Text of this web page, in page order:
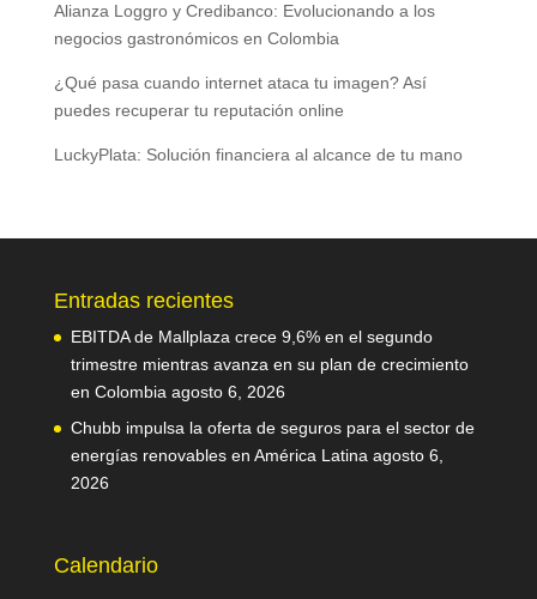
Alianza Loggro y Credibanco: Evolucionando a los
negocios gastronómicos en Colombia
¿Qué pasa cuando internet ataca tu imagen? Así
puedes recuperar tu reputación online
LuckyPlata: Solución financiera al alcance de tu mano
Entradas recientes
EBITDA de Mallplaza crece 9,6% en el segundo
trimestre mientras avanza en su plan de crecimiento
en Colombia agosto 6, 2026
Chubb impulsa la oferta de seguros para el sector de
energías renovables en América Latina agosto 6,
2026
Calendario